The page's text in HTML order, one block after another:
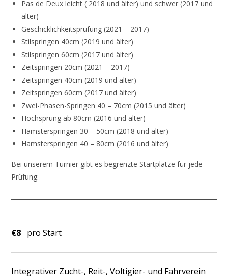
Pas de Deux leicht ( 2018 und älter) und schwer (2017 und
älter)
Geschicklichkeitsprüfung (2021 – 2017)
Stilspringen 40cm (2019 und älter)
Stilspringen 60cm (2017 und älter)
Zeitspringen 20cm (2021 – 2017)
Zeitspringen 40cm (2019 und älter)
Zeitspringen 60cm (2017 und älter)
Zwei-Phasen-Springen 40 – 70cm (2015 und älter)
Hochsprung ab 80cm (2016 und älter)
Hamsterspringen 30 – 50cm (2018 und älter)
Hamsterspringen 40 – 80cm (2016 und älter)
Bei unserem Turnier gibt es begrenzte Startplätze für jede
Prüfung.
€8 pro Start
Integrativer Zucht-, Reit-, Voltigier- und Fahrverein